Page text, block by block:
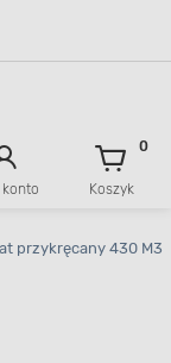
konto Koszyk
0
przykręcany 430 M3